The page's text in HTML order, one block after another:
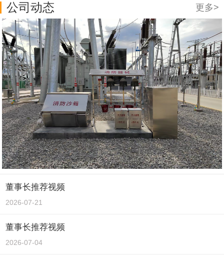
公司动态 更多>
董事长推荐视频
2026-07-21
董事长推荐视频
2026-07-04